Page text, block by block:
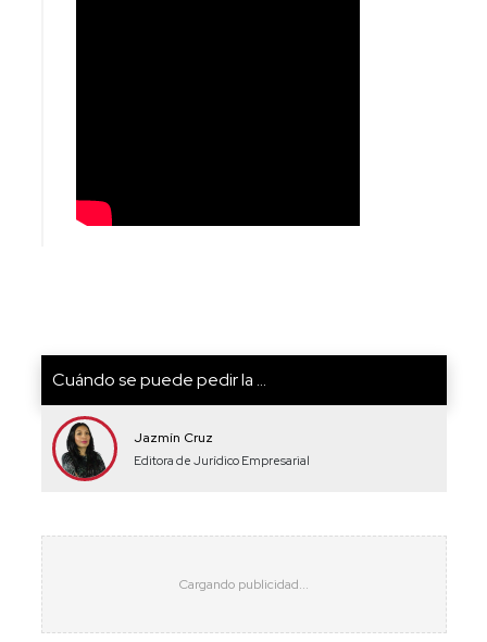
Cuándo se puede pedir la ...
Jazmín Cruz
Editora de Jurídico Empresarial